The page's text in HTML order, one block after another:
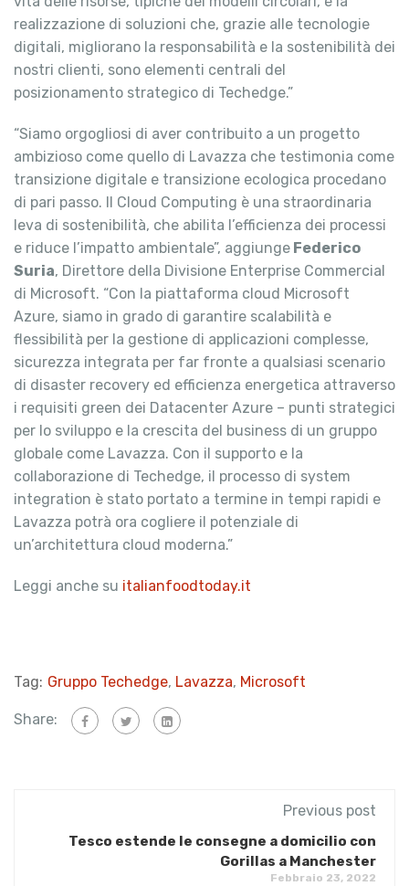
realizzazione di soluzioni che, grazie alle tecnologie
digitali, migliorano la responsabilità e la sostenibilità dei
nostri clienti, sono elementi centrali del
posizionamento strategico di Techedge.”
“Siamo orgogliosi di aver contribuito a un progetto
ambizioso come quello di Lavazza che testimonia come
transizione digitale e transizione ecologica procedano
di pari passo. Il Cloud Computing è una straordinaria
leva di sostenibilità, che abilita l’efficienza dei processi
e riduce l’impatto ambientale”, aggiunge Federico
Suria, Direttore della Divisione Enterprise Commercial
di Microsoft. “Con la piattaforma cloud Microsoft
Azure, siamo in grado di garantire scalabilità e
flessibilità per la gestione di applicazioni complesse,
sicurezza integrata per far fronte a qualsiasi scenario
di disaster recovery ed efficienza energetica attraverso
i requisiti green dei Datacenter Azure – punti strategici
per lo sviluppo e la crescita del business di un gruppo
globale come Lavazza. Con il supporto e la
collaborazione di Techedge, il processo di system
integration è stato portato a termine in tempi rapidi e
Lavazza potrà ora cogliere il potenziale di
un’architettura cloud moderna.”
Leggi anche su italianfoodtoday.it
Tag: Gruppo Techedge, Lavazza, Microsoft
Share:
Previous post
Tesco estende le consegne a domicilio con
Gorillas a Manchester
Febbraio 23, 2022